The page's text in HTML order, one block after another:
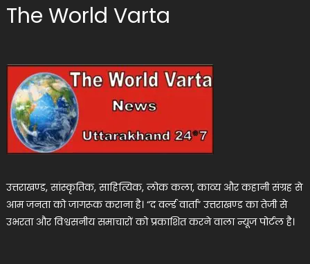
The World Varta
उत्तराखण्ड, सांस्कृतिक, साहित्यिक, लोक कला, काव्य और कहानी संग्रह से
आम जनता को जागरूक कराना है। “द वर्ल्ड वार्ता” उत्तराखण्ड का तेजी से
उभरता और विश्वसनीय समाचारों को प्रकाशित करने वाला न्यूज पोर्टल है।